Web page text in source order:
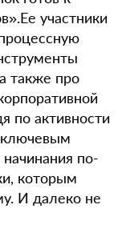
участники
также про
по активности
ключевым
по-
которым
И далеко не